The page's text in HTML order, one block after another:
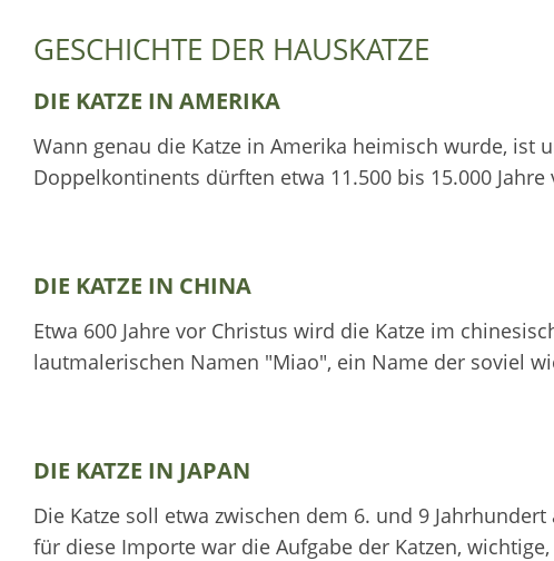
GESCHICHTE DER HAUSKATZE
DIE KATZE IN AMERIKA
Wann genau die Katze in Amerika heimisch wurde, ist
Doppelkontinents dürften etwa 11.500 bis 15.000
DIE KATZE IN CHINA
Etwa 600 Jahre vor Christus wird die Katze im
lautmalerischen Namen "Miao", ein Name der soviel
DIE KATZE IN JAPAN
Die Katze soll etwa zwischen dem 6. und 9
für diese Importe war die Aufgabe der Katzen,